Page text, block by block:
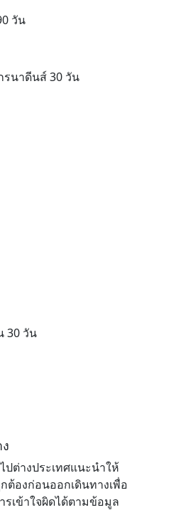
วัน
รนาดีนส์ 30 วัน
30 วัน
ปต่างประเทศแนะนำให้
องก่อนออกเดินทางเพื่อ
เข้าใจผิดได้ตามข้อมูล